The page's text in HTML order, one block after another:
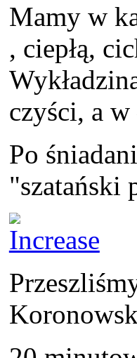
Mamy w
, ciepłą,
czyści, a
Po
"szatański